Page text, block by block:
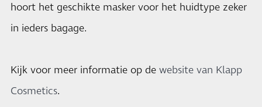
hoort het geschikte masker voor het huidtype zeker
in ieders bagage.
Kijk voor meer informatie op de website van Klapp
Cosmetics.